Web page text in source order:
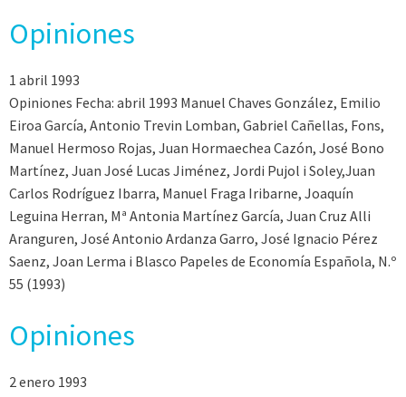
Opiniones
1 abril 1993
Opiniones Fecha: abril 1993 Manuel Chaves González, Emilio
Eiroa García, Antonio Trevin Lomban, Gabriel Cañellas, Fons,
Manuel Hermoso Rojas, Juan Hormaechea Cazón, José Bono
Martínez, Juan José Lucas Jiménez, Jordi Pujol i Soley,Juan
Carlos Rodríguez Ibarra, Manuel Fraga Iribarne, Joaquín
Leguina Herran, Mª Antonia Martínez García, Juan Cruz Alli
Aranguren, José Antonio Ardanza Garro, José Ignacio Pérez
Saenz, Joan Lerma i Blasco Papeles de Economía Española, N.º
55 (1993)
Opiniones
2 enero 1993